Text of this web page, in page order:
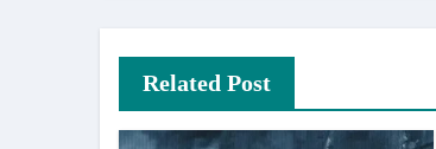
Related Post